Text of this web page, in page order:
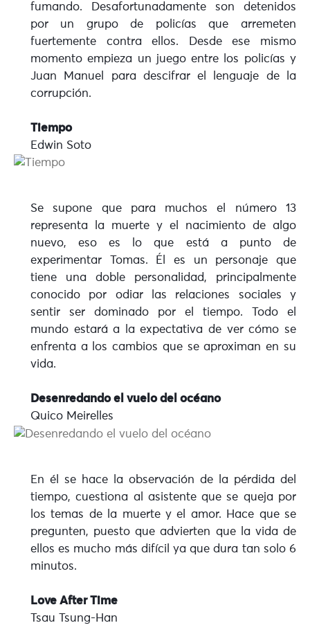
fumando. Desafortunadamente son detenidos
por un grupo de policías que arremeten
fuertemente contra ellos. Desde ese mismo
momento empieza un juego entre los policías y
Juan Manuel para descifrar el lenguaje de la
corrupción.
Tiempo
Edwin Soto
Se supone que para muchos el número 13
representa la muerte y el nacimiento de algo
nuevo, eso es lo que está a punto de
experimentar Tomas. Él es un personaje que
tiene una doble personalidad, principalmente
conocido por odiar las relaciones sociales y
sentir ser dominado por el tiempo. Todo el
mundo estará a la expectativa de ver cómo se
enfrenta a los cambios que se aproximan en su
vida.
Desenredando el vuelo del océano
Quico Meirelles
En él se hace la observación de la pérdida del
tiempo, cuestiona al asistente que se queja por
los temas de la muerte y el amor. Hace que se
pregunten, puesto que advierten que la vida de
ellos es mucho más difícil ya que dura tan solo 6
minutos.
Love After Time
Tsau Tsung-Han